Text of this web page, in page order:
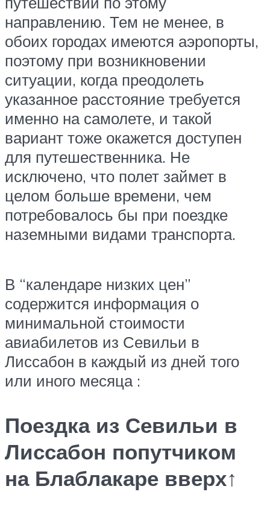
направлению. Тем не менее, в
обоих городах имеются аэропорты,
поэтому при возникновении
ситуации, когда преодолеть
указанное расстояние требуется
именно на самолете, и такой
вариант тоже окажется доступен
для путешественника. Не
исключено, что полет займет в
целом больше времени, чем
потребовалось бы при поездке
наземными видами транспорта.
В “календаре низких цен”
содержится информация о
минимальной стоимости
авиабилетов из Севильи в
Лиссабон в каждый из дней того
или иного месяца :
Поездка из Севильи в
Лиссабон попутчиком
на Блаблакаре вверх↑